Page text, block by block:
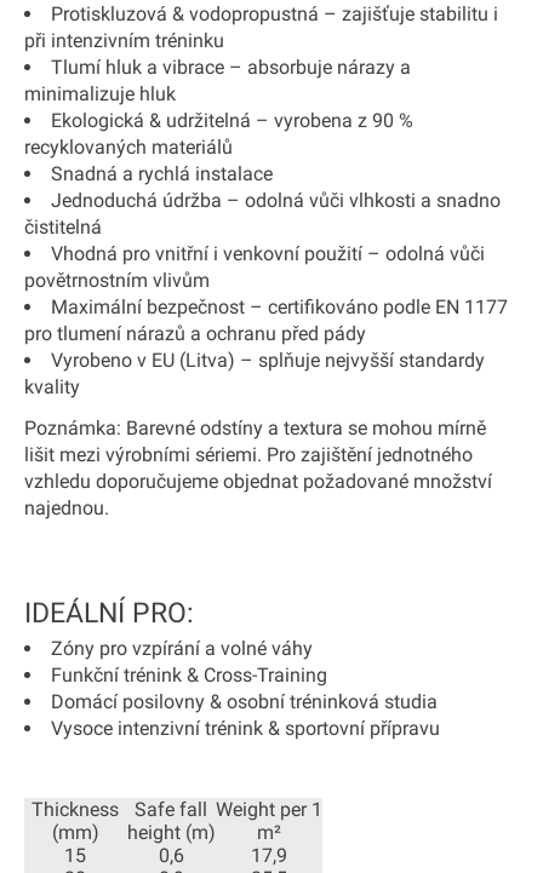
Protiskluzová & vodopropustná – zajišťuje stabilitu i
při intenzivním tréninku
Tlumí hluk a vibrace – absorbuje nárazy a
minimalizuje hluk
Ekologická & udržitelná – vyrobena z 90 %
recyklovaných materiálů
Snadná a rychlá instalace
Jednoduchá údržba – odolná vůči vlhkosti a snadno
čistitelná
Vhodná pro vnitřní i venkovní použití – odolná vůči
povětrnostním vlivům
Maximální bezpečnost – certifikováno podle EN 1177
pro tlumení nárazů a ochranu před pády
Vyrobeno v EU (Litva) – splňuje nejvyšší standardy
kvality
Poznámka: Barevné odstíny a textura se mohou mírně
lišit mezi výrobními sériemi. Pro zajištění jednotného
vzhledu doporučujeme objednat požadované množství
najednou.
IDEÁLNÍ PRO:
Zóny pro vzpírání a volné váhy
Funkční trénink & Cross-Training
Domácí posilovny & osobní tréninková studia
Vysoce intenzivní trénink & sportovní přípravu
Thickness
(mm)
Safe fall
height (m)
Weight per 1
m²
15
0,6
17,9